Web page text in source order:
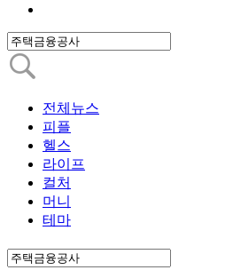
전체뉴스
피플
헬스
라이프
컬처
머니
테마